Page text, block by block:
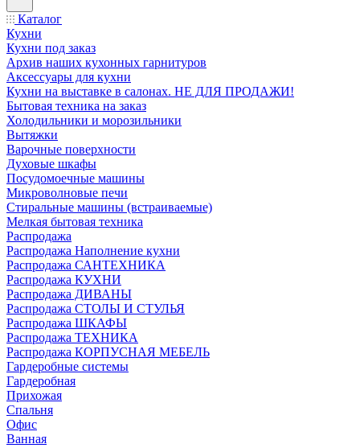
Каталог
Кухни
Кухни под заказ
Архив наших кухонных гарнитуров
Аксессуары для кухни
Кухни на выставке в салонах. НЕ ДЛЯ ПРОДАЖИ!
Бытовая техника на заказ
Холодильники и морозильники
Вытяжки
Варочные поверхности
Духовые шкафы
Посудомоечные машины
Микроволновые печи
Стиральные машины (встраиваемые)
Мелкая бытовая техника
Распродажа
Распродажа Наполнение кухни
Распродажа САНТЕХНИКА
Распродажа КУХНИ
Распродажа ДИВАНЫ
Распродажа СТОЛЫ И СТУЛЬЯ
Распродажа ШКАФЫ
Распродажа ТЕХНИКА
Распродажа КОРПУСНАЯ МЕБЕЛЬ
Гардеробные системы
Гардеробная
Прихожая
Спальня
Офис
Ванная